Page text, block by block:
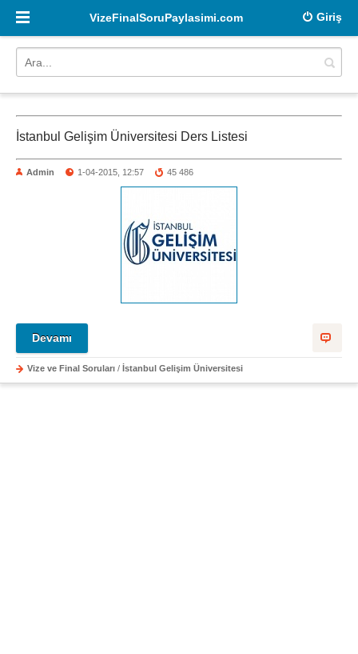
Giriş
VizeFinalSoruPaylasimi.com
İstanbul Gelişim Üniversitesi Ders Listesi
Admin 1-04-2015, 12:57 45 486
Devamı
Vize ve Final Soruları / İstanbul Gelişim Üniversitesi